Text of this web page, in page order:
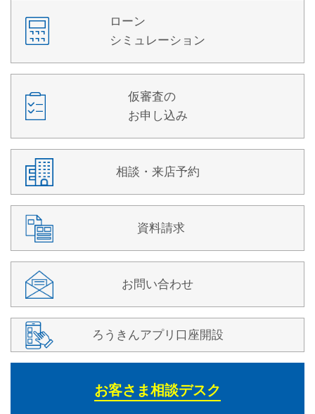
ローン
シミュレーション
仮審査の
お申し込み
相談・来店予約
資料請求
お問い合わせ
ろうきんアプリ口座開設
お客さま相談デスク